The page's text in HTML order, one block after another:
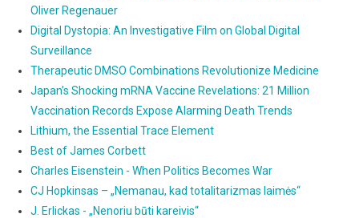
Oliver Regenauer
Digital Dystopia: An Investigative Film on Global Digital
Surveillance
Therapeutic DMSO Combinations Revolutionize Medicine
Japan’s Shocking mRNA Vaccine Revelations: 21 Million
Vaccination Records Expose Alarming Death Trends
Lithium, the Essential Trace Element
Best of James Corbett
Charles Eisenstein - When Politics Becomes War
CJ Hopkinsas – „Nemanau, kad totalitarizmas laimės“
J. Erlickas - „Nenoriu būti kareivis“